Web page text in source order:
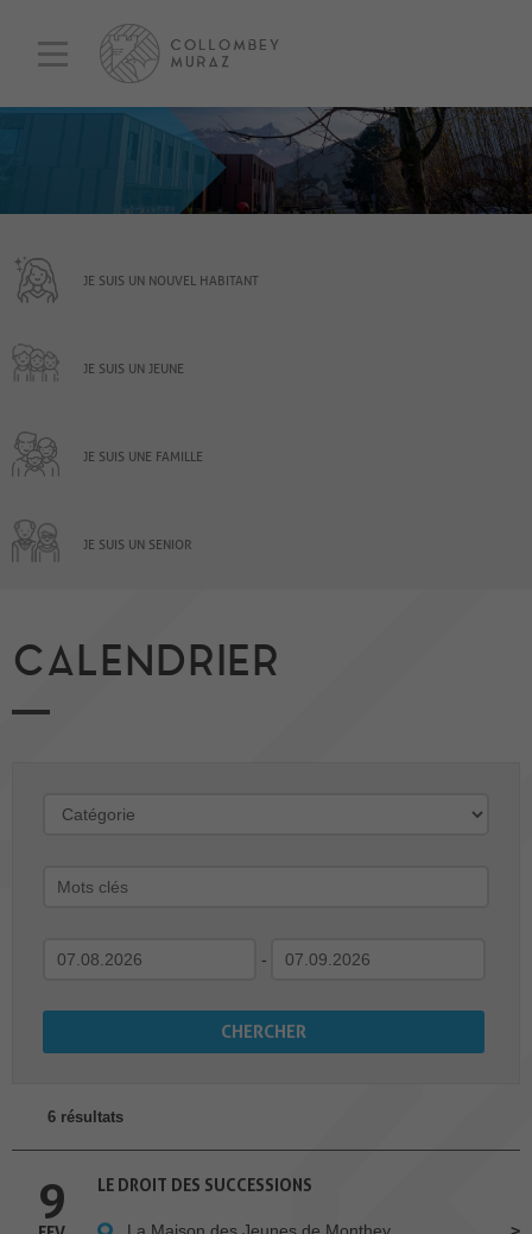
JE SUIS UN NOUVEL HABITANT
JE SUIS UN JEUNE
JE SUIS UNE FAMILLE
JE SUIS UN SENIOR
CALENDRIER
-
6 résultats
9 LE DROIT DES SUCCESSIONS
La Maison des Jeunes de Monthey